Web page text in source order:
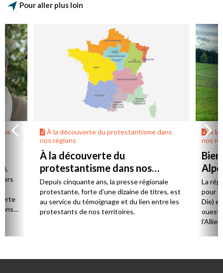
Pour aller plus loin
À la découverte du protestantisme dans
nos régions
À la découverte du
protestantisme dans nos
régions
Depuis cinquante ans, la presse régionale
protestante, forte d’une dizaine de titres, est
au service du témoignage et du lien entre les
protestants de nos territoires.
À la
nos
La
pour
Die)
ouest,